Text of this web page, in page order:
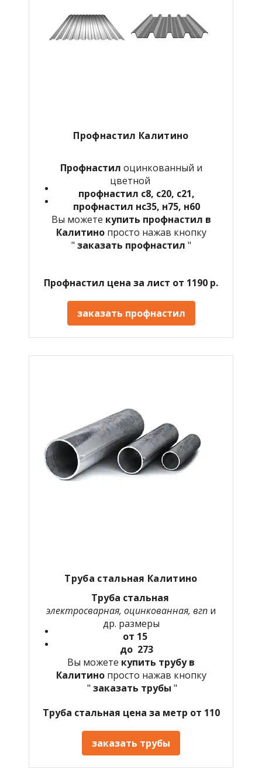
Профнастил Калитино
Профнастил оцинкованный и
цветной
профнастил с8, с20, с21,
профнастил нс35, н75, н60
Вы можете купить профнастил в
Калитино просто нажав кнопку
" заказать профнастил "
Профнастил цена за лист от 1190 р.
заказать профнастил
Труба стальная Калитино
Труба стальная
электросварная, оцинкованная, вгп и
др. размеры
от 15
до 273
Вы можете купить трубу в
Калитино просто нажав кнопку
" заказать трубы "
Труба стальная цена за метр от 110
заказать трубы